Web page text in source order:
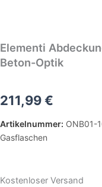
Elementi
Beton-Optik
211,99€
Artikelnummer: ONB01-
Gasflaschen
Kostenloser Versand